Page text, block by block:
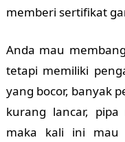
memberi sertifikat
Anda mau
tetapi memiliki
yang bocor, banyak
kurang lancar,
maka kali ini mau